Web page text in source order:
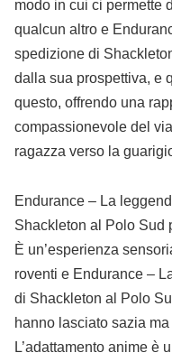
modo in cui ci permette
qualcun altro e
spedizione di
dalla sua prospettiva, e
questo, offrendo una
compassionevole del
ragazza verso la
Endurance – La
Shackleton al Polo Sud
È un’esperienza
roventi e Endurance –
di Shackleton al Polo
hanno lasciato sazia
L’adattamento anime è